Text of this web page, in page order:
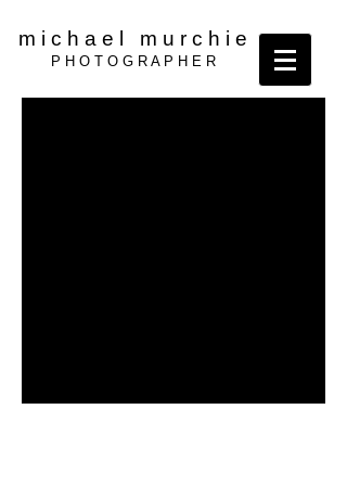
m i c h a e l m u r c h i e
P H O T O G R A P H E R